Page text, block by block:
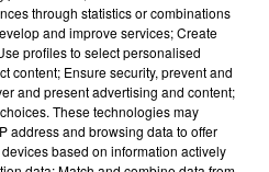
AUX ENCHÈRES :
DE LA TABLE
à l'Espace des vente du
Mode, bijoux, art de la
through statistics or combinations
and improve services; Create
profiles to select personalised
content; Ensure security, prevent and
and present advertising and content;
These technologies may
address and browsing data to offer
based on information actively